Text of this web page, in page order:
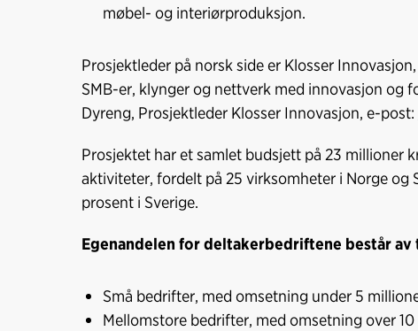
møbel- og interiørproduksjon.
Prosjektleder på norsk side er Klosser
SMB-er, klynger og nettverk med innovasjon og
Dyreng, Prosjektleder Klosser Innovasjon, e-post:
Prosjektet har et samlet budsjett på 23 millioner
aktiviteter, fordelt på 25 virksomheter i Norge og
prosent i Sverige.
Egenandelen for deltakerbedriftene består
Små bedrifter, med omsetning under 5
Mellomstore bedrifter, med omsetning over